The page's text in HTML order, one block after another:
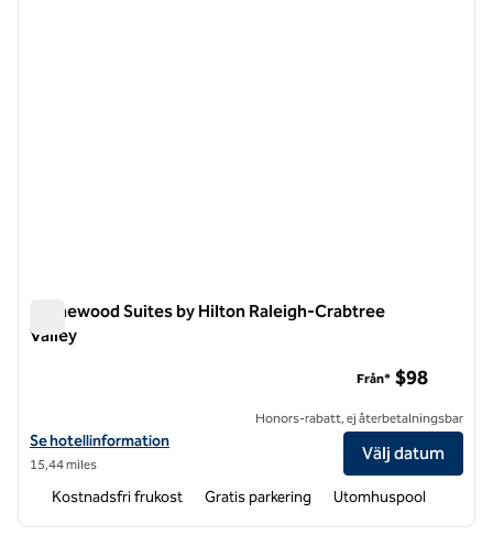
Homewood Suites by Hilton Raleigh-Crabtree
Valley
Visa hotelluppgifter för Homewood Suites by Hilton Raleigh-
Se hotellinformation
15,44 miles
Från* $98
Honors-rabatt, ej återbetalningsbar
Välj datum
Kostnadsfri frukost Gratis parkering Utomhuspool